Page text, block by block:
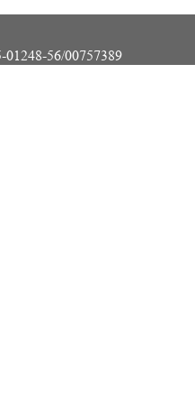
56/00757389